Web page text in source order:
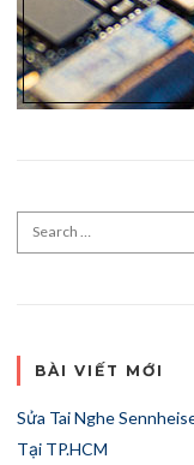
Search for:
BÀI VIẾT MỚI
Sửa Tai Nghe
Tại TP.HCM